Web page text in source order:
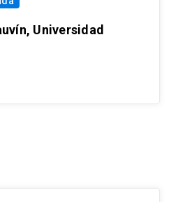
Universidad